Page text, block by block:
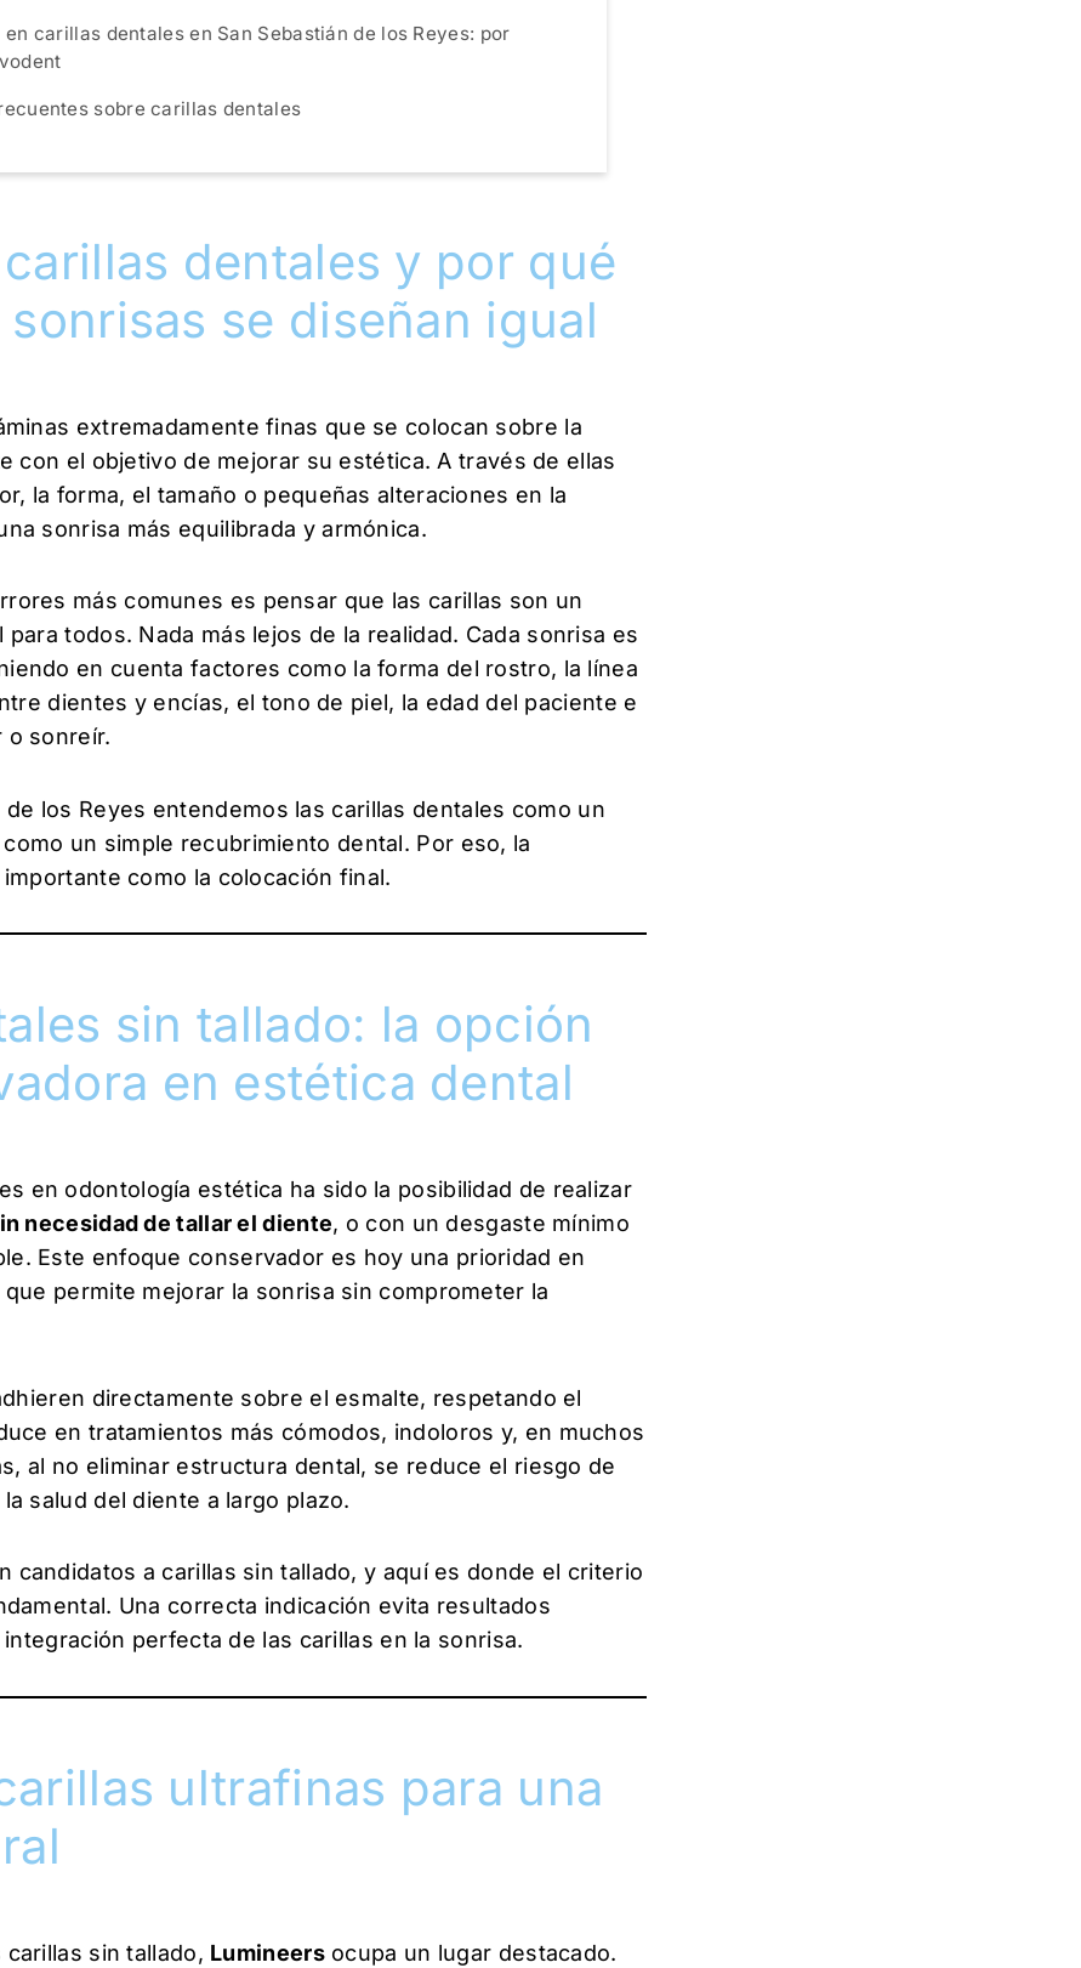
carillas dentales en San Sebastián de los Reyes: por
sobre carillas dentales
dentales y por qué
se diseñan igual
extremadamente finas que se colocan sobre la
con el objetivo de mejorar su estética. A través de ellas
la forma, el tamaño o pequeñas alteraciones en la
sonrisa más equilibrada y armónica.
más comunes es pensar que las carillas son un
todos. Nada más lejos de la realidad. Cada sonrisa es
en cuenta factores como la forma del rostro, la línea
dientes y encías, el tono de piel, la edad del paciente e
o sonreír.
de los Reyes entendemos las carillas dentales como un
como un simple recubrimiento dental. Por eso, la
como la colocación final.
sin tallado: la opción
en estética dental
en odontología estética ha sido la posibilidad de realizar
necesidad de tallar el diente, o con un desgaste mínimo
Este enfoque conservador es hoy una prioridad en
permite mejorar la sonrisa sin comprometer la
directamente sobre el esmalte, respetando el
en tratamientos más cómodos, indoloros y, en muchos
al no eliminar estructura dental, se reduce el riesgo de
salud del diente a largo plazo.
candidatos a carillas sin tallado, y aquí es donde el criterio
Una correcta indicación evita resultados
perfecta de las carillas en la sonrisa.
ultrafinas para una
sin tallado, Lumineersocupa un lugar destacado.